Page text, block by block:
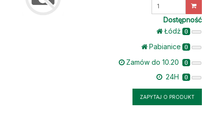
Dostępność
Łódż 0
Pabianice 0
Zamów do 10.20 0
24H 0
ZAPYTAJ O PRODUKT